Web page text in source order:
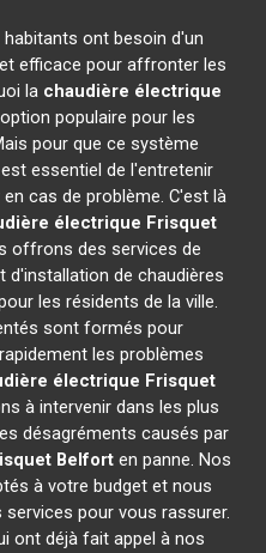
habitants ont besoin d'un
efficace pour affronter les
la chaudière électrique
populaire pour les
pour que ce système
essentiel de l'entretenir
cas de problème. C'est là
électrique Frisquet
offrons des services de
d'installation de chaudières
les résidents de la ville.
sont formés pour
les problèmes
électrique Frisquet
à intervenir dans les plus
désagréments causés par
Belforten panne. Nos
à votre budget et nous
pour vous rassurer.
ont déjà fait appel à nos